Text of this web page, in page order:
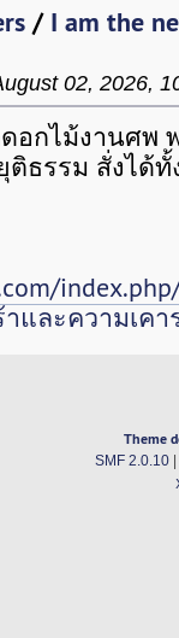
/ I am the
02, 2026,
อกไม้งานศพ
ธรรม สั่งได้ทั้
และความเคา
Theme
SMF 2.0.10|